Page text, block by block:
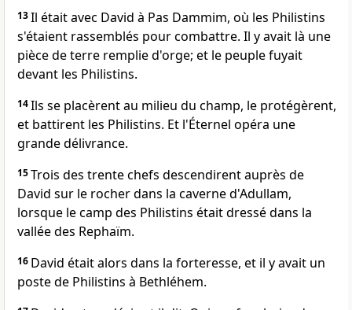
13Il était avec David à Pas Dammim, où les Philistins
s'étaient rassemblés pour combattre. Il y avait là une
pièce de terre remplie d'orge; et le peuple fuyait
devant les Philistins.
14Ils se placèrent au milieu du champ, le protégèrent,
et battirent les Philistins. Et l'Éternel opéra une
grande délivrance.
15Trois des trente chefs descendirent auprès de
David sur le rocher dans la caverne d'Adullam,
lorsque le camp des Philistins était dressé dans la
vallée des Rephaïm.
16 David était alors dans la forteresse, et il y avait un
poste de Philistins à Bethléhem.